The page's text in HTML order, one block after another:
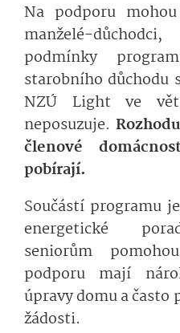
Na podporu
manželé-
podmínky
starobního důchodu
NZÚ Light ve
neposuzuje.
členové
pobírají.
Součástí programu
energetické
seniorům
podporu mají
úpravy domu a
žádosti.